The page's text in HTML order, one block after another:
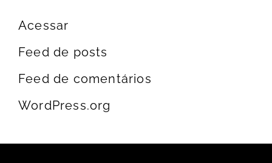
Acessar
Feed de posts
Feed de comentários
WordPress.org